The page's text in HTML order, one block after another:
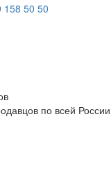
по всей России